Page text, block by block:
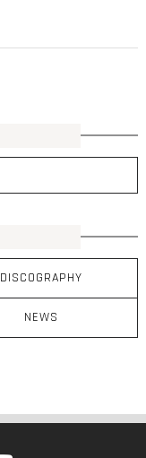
DISCOGRAPHY
NEWS